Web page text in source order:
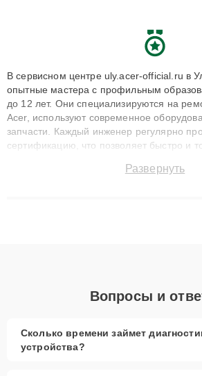
В сервисном центре uly.acer-official.ru в
опытные мастера с профильным
до 12 лет. Они специализируются на
Acer, используют современное
запчасти. Каждый инженер регулярно
сертификацию, что позволяет быстро и
до 3 лет. Наши мастера решают сложные
Развернуть
Вопросы и
Сколько времени займет
устройства?